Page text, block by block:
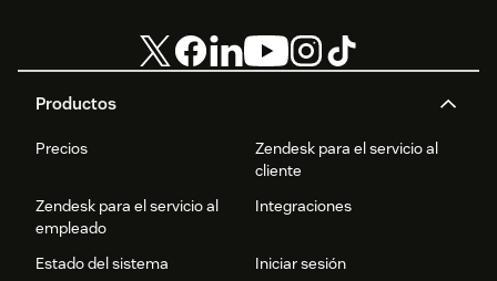
Productos
Precios
Zendesk para el servicio al
cliente
Zendesk para el servicio al
empleado
Integraciones
Estado del sistema
Iniciar sesión